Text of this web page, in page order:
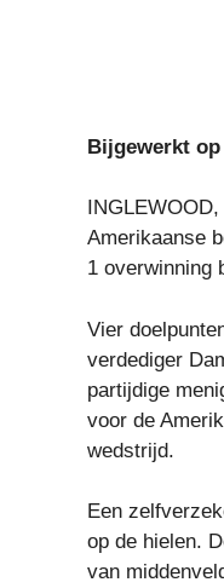
Bijgewerkt op
Amerikaanse
1 overwinning
Vier
verdediger
partijdige
voor de
wedstrijd.
Een
op de hielen.
van